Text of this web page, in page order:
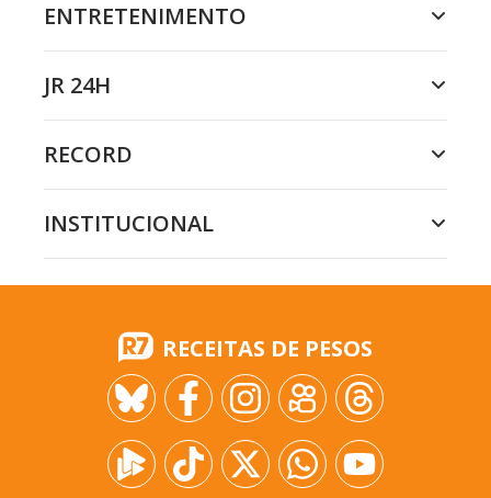
ENTRETENIMENTO
JR 24H
RECORD
INSTITUCIONAL
RECEITAS DE PESOS